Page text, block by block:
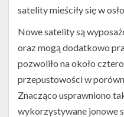
satelity mieściły się w
Nowe satelity są
oraz mogą dodatkowo
pozwoliło na około
przepustowości w
Znacząco usprawniono
wykorzystywane jonowe